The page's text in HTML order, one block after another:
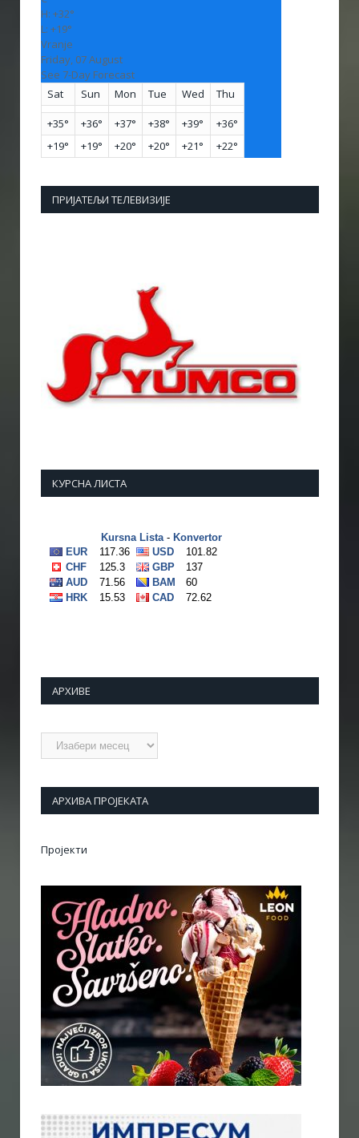
H: +32°
L: +19°
Vranje
Friday, 07 August
See 7-Day Forecast
Sat
Sun Mon Tue Wed Thu
+35° +36° +37° +38° +39° +36°
+19° +19° +20° +20° +21° +22°
ПРИЈАТЕЉИ ТЕЛЕВИЗИЈЕ
КУРСНА ЛИСТА
АРХИВЕ
Архиве
АРХИВА ПРОЈЕКАТА
Пројекти